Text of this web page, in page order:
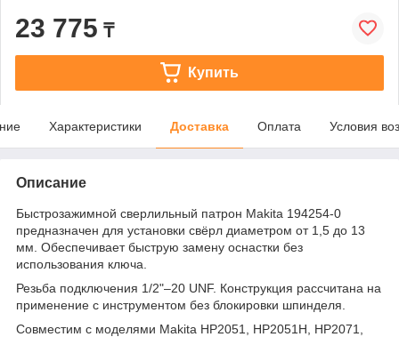
23 775 ₸
Купить
Характеристики Доставка Оплата Условия
Описание
Быстрозажимной сверлильный патрон Makita 194254-0
предназначен для установки свёрл диаметром от 1,5 до 13
мм. Обеспечивает быструю замену оснастки без
использования ключа.
Резьба подключения 1/2"–20 UNF. Конструкция рассчитана на
применение с инструментом без блокировки шпинделя.
Совместим с моделями Makita HP2051, HP2051H, HP2071,